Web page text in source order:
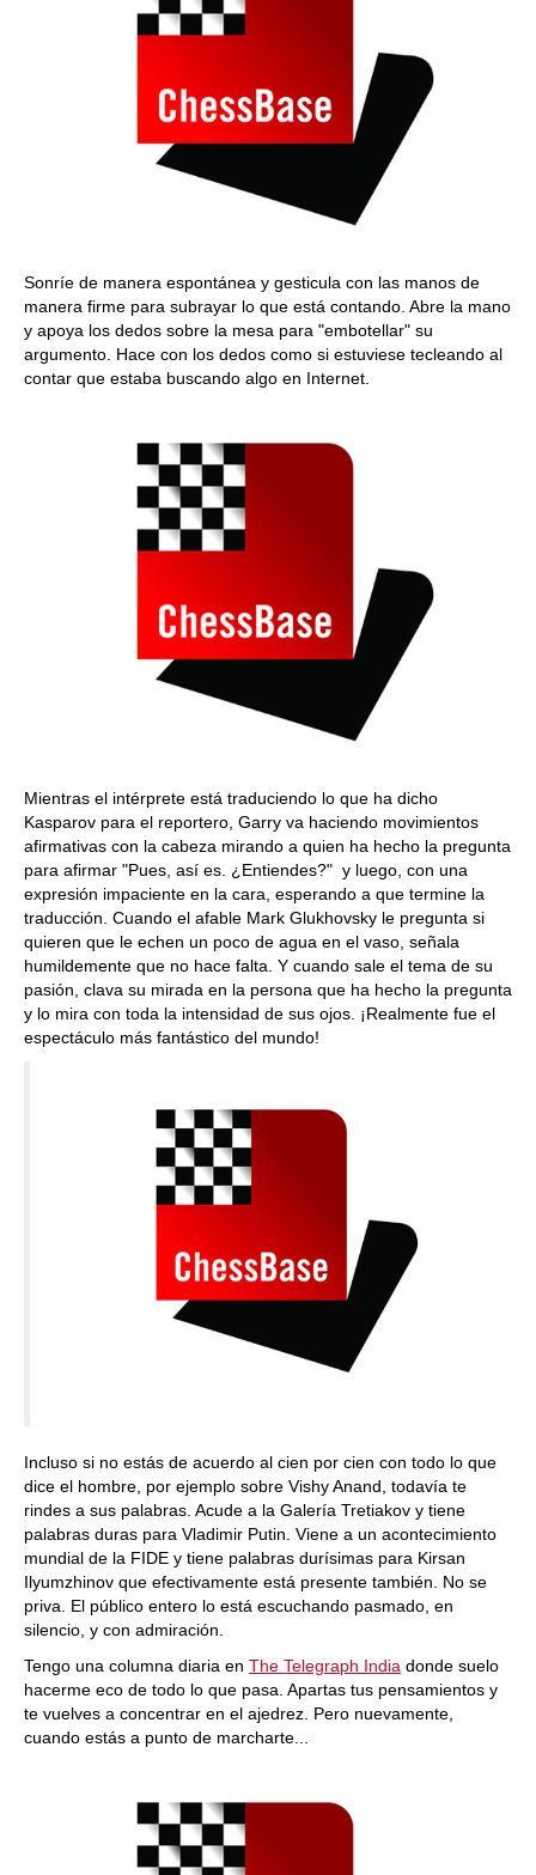
Sonríe de manera espontánea y gesticula con las manos de
manera firme para subrayar lo que está contando. Abre la mano
y apoya los dedos sobre la mesa para "embotellar" su
argumento. Hace con los dedos como si estuviese tecleando al
contar que estaba buscando algo en Internet.
Mientras el intérprete está traduciendo lo que ha dicho
Kasparov para el reportero, Garry va haciendo movimientos
afirmativas con la cabeza mirando a quien ha hecho la pregunta
para afirmar "Pues, así es. ¿Entiendes?" y luego, con una
expresión impaciente en la cara, esperando a que termine la
traducción. Cuando el afable Mark Glukhovsky le pregunta si
quieren que le echen un poco de agua en el vaso, señala
humildemente que no hace falta. Y cuando sale el tema de su
pasión, clava su mirada en la persona que ha hecho la pregunta
y lo mira con toda la intensidad de sus ojos. ¡Realmente fue el
espectáculo más fantástico del mundo!
Incluso si no estás de acuerdo al cien por cien con todo lo que
dice el hombre, por ejemplo sobre Vishy Anand, todavía te
rindes a sus palabras. Acude a la Galería Tretiakov y tiene
palabras duras para Vladimir Putin. Viene a un acontecimiento
mundial de la FIDE y tiene palabras durísimas para Kirsan
Ilyumzhinov que efectivamente está presente también. No se
priva. El público entero lo está escuchando pasmado, en
silencio, y con admiración.
Tengo una columna diaria en The Telegraph India donde suelo
hacerme eco de todo lo que pasa. Apartas tus pensamientos y
te vuelves a concentrar en el ajedrez. Pero nuevamente,
cuando estás a punto de marcharte...